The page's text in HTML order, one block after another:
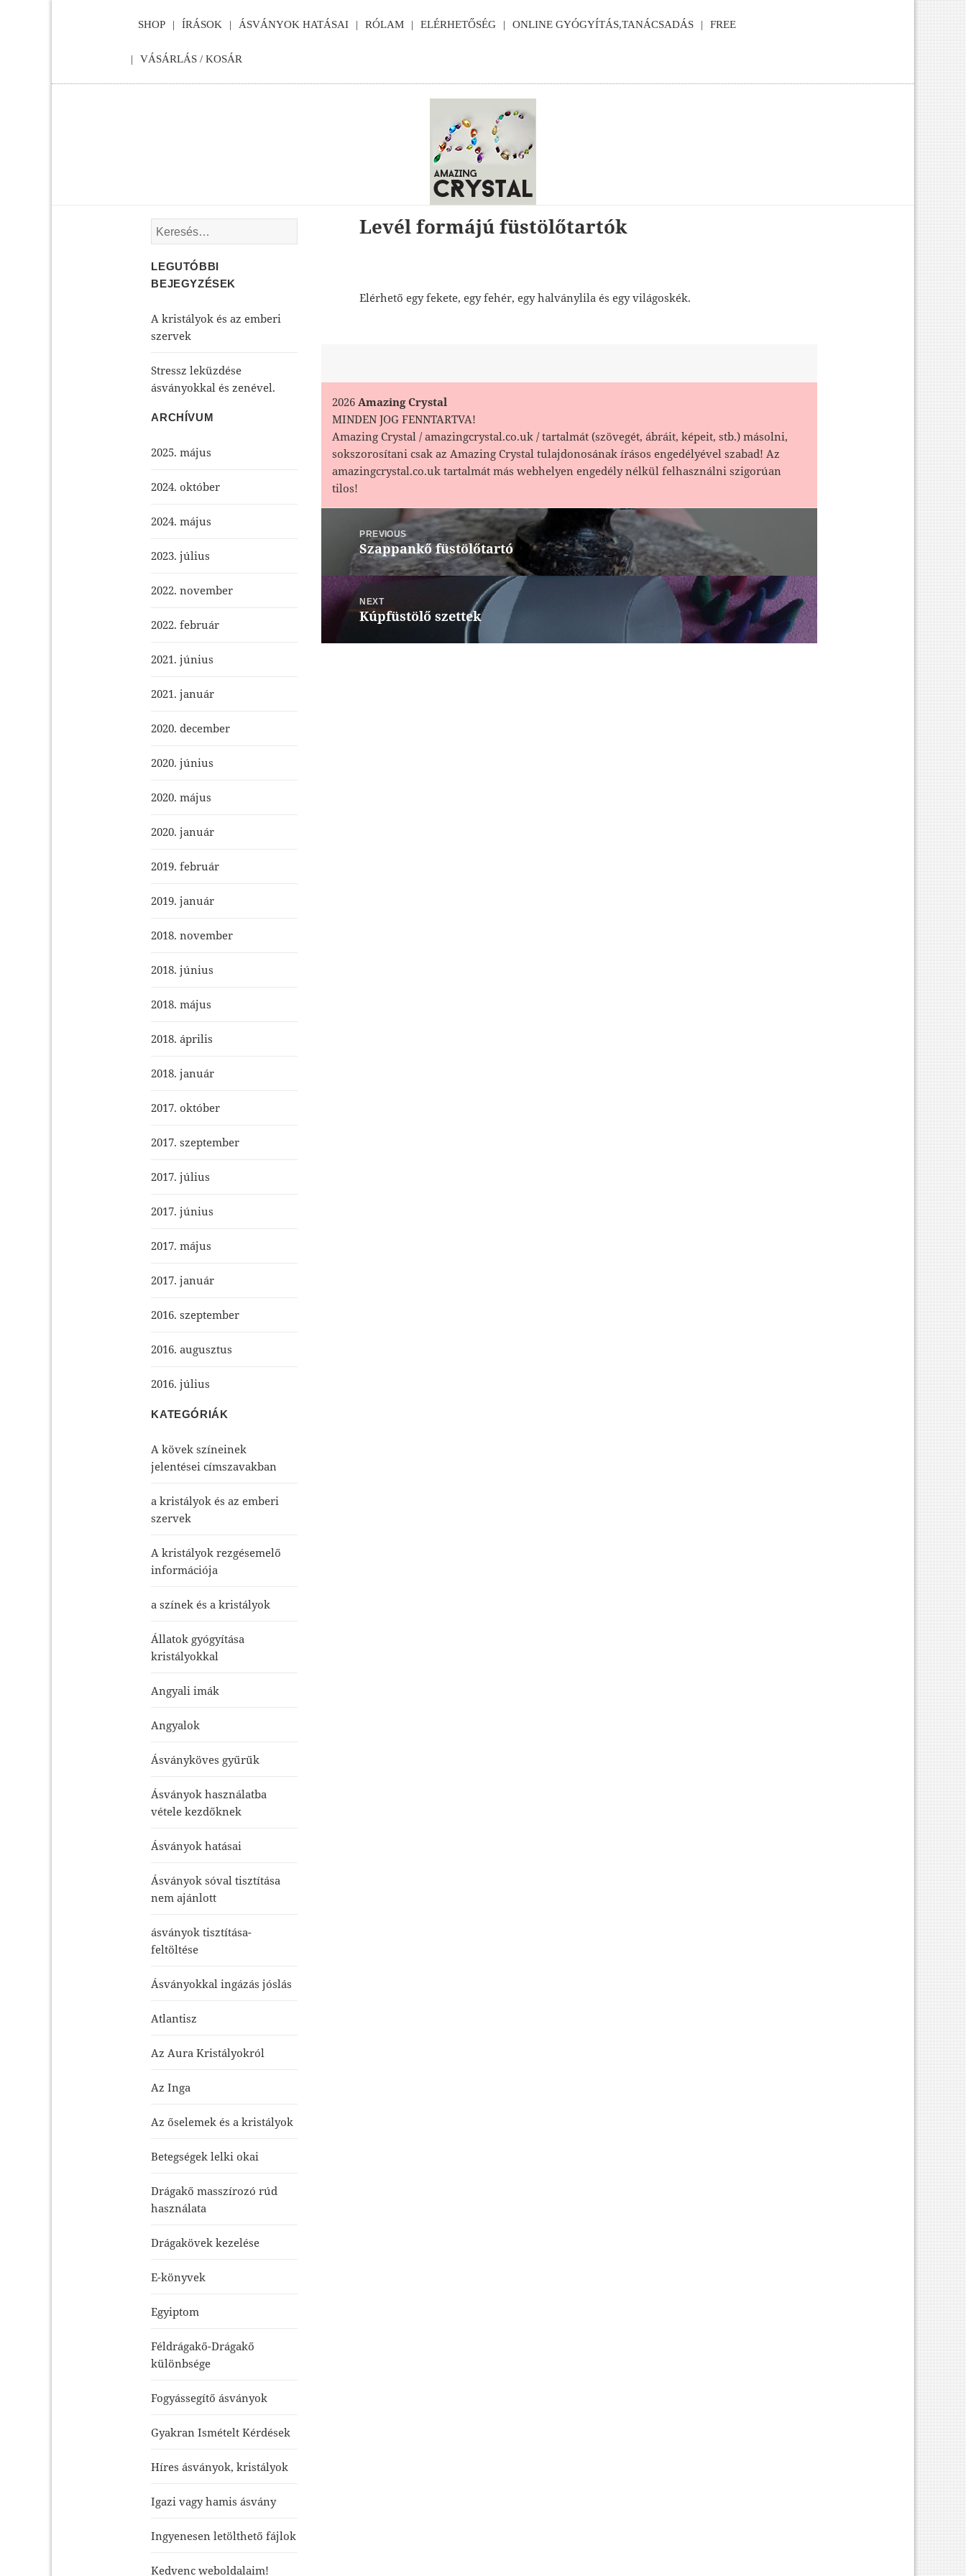
SHOP ÍRÁSOK ÁSVÁNYOK HATÁSAI RÓLAM ELÉRHETŐSÉG ONLINE GYÓGYÍTÁS,TANÁCSADÁS FREE
VÁSÁRLÁS / KOSÁR
Levél formájú füstölőtartók
Elérhető egy fekete, egy fehér, egy halványlila és egy világoskék.
2026 Amazing Crystal
MINDEN JOG FENNTARTVA!
Amazing Crystal / amazingcrystal.co.uk / tartalmát (szövegét, ábráit, képeit, stb.) másolni,
sokszorosítani csak az Amazing Crystal tulajdonosának írásos engedélyével szabad! Az
amazingcrystal.co.uk tartalmát más webhelyen engedély nélkül felhasználni szigorúan
tilos!
navigációPREVIOUS
Previous
post:
Szappankő füstölőtartó
NEXT
Next
Kúpfüstölő szettek
Keresés:
LEGUTÓBBI
BEJEGYZÉSEK
A kristályok és az emberi
szervek
Stressz leküzdése
ásványokkal és zenével.
ARCHÍVUM
2025. május
2024. október
2024. május
2023. július
2022. november
2022. február
2021. június
2021. január
2020. december
2020. június
2020. május
2020. január
2019. február
2019. január
2018. november
2018. június
2018. május
2018. április
2018. január
2017. október
2017. szeptember
2017. július
2017. június
2017. május
2017. január
2016. szeptember
2016. augusztus
2016. július
KATEGÓRIÁK
A kövek színeinek
jelentései címszavakban
a kristályok és az emberi
szervek
A kristályok rezgésemelő
információja
a színek és a kristályok
Állatok gyógyítása
kristályokkal
Angyali imák
Angyalok
Ásványköves gyűrűk
Ásványok használatba
vétele kezdőknek
Ásványok hatásai
Ásványok sóval tisztítása
nem ajánlott
ásványok tisztítása-
feltöltése
Ásványokkal ingázás jóslás
Atlantisz
Az Aura Kristályokról
Az Inga
Az őselemek és a kristályok
Betegségek lelki okai
Drágakő masszírozó rúd
használata
Drágakövek kezelése
E-könyvek
Egyiptom
Féldrágakő-Drágakő
különbsége
Fogyássegítő ásványok
Gyakran Ismételt Kérdések
Híres ásványok, kristályok
Igazi vagy hamis ásvány
Ingyenesen letölthető fájlok
Kedvenc weboldalaim!